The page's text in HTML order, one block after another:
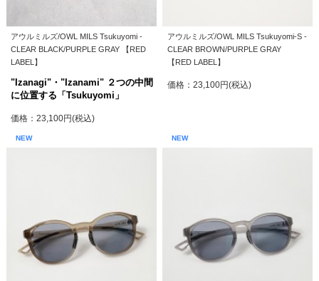
アウルミルズ/OWL MILS Tsukuyomi -
CLEAR BLACK/PURPLE GRAY 【RED
LABEL】
"Izanagi"・"Izanami" ２つの中間
に位置する「Tsukuyomi」
価格：23,100円(税込)
アウルミルズ/OWL MILS Tsukuyomi-S -
CLEAR BROWN/PURPLE GRAY
【RED LABEL】
価格：23,100円(税込)
NEW NEW